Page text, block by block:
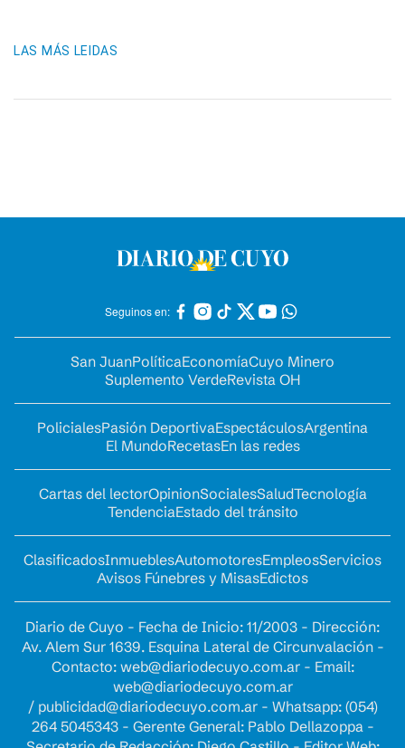
LAS MÁS LEIDAS
Seguinos en:
San JuanPolíticaEconomíaCuyo Minero
Suplemento VerdeRevista OH
PolicialesPasión DeportivaEspectáculosArgentina
El MundoRecetasEn las redes
Cartas del lectorOpinionSocialesSaludTecnología
TendenciaEstado del tránsito
ClasificadosInmueblesAutomotoresEmpleosServicios
Avisos Fúnebres y MisasEdictos
Diario de Cuyo - Fecha de Inicio: 11/2003 - Dirección:
Av. Alem Sur 1639. Esquina Lateral de Circunvalación -
Contacto: web@diariodecuyo.com.ar- Email:
web@diariodecuyo.com.ar
/ publicidad@diariodecuyo.com.ar- Whatsapp: (054)
264 5045343 - Gerente General: Pablo Dellazoppa -